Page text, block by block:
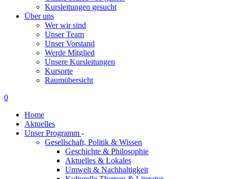
Kursleitungen gesucht
Über uns
Wer wir sind
Unser Team
Unser Vorstand
Werde Mitglied
Unsere Kursleitungen
Kursorte
Raumübersicht
0
Home
Aktuelles
Unser Programm -
Gesellschaft, Politik & Wissen
Geschichte & Philosophie
Aktuelles & Lokales
Umwelt & Nachhaltigkeit